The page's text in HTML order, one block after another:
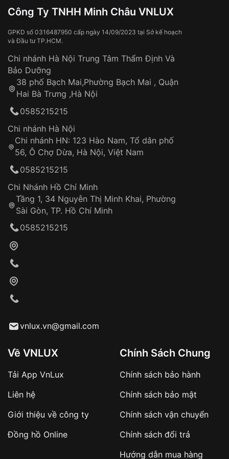
Thời gian vận chuyển trung bình: 3 – 5 ngày
làm việc
Áp dụng cho tất cả tỉnh thành trên toàn quốc
Thời gian tính từ khi xác nhận đơn hàng thành
công
Hotline: 0585 215 215
Từ khóa SEO:
Khách hàng kiểm tra và thanh toán trực tiếp
Từ khóa SEO:
sản phẩm đặc biệt
hàng
Số tiền còn lại thanh toán khi nhận hàng hoặc
Đồng hồ bị hư hỏng do:
Tai nạn hoặc tác động từ bên ngoài
Hao mòn tự nhiên theo thời gian:
Dây đeo
Sản phẩm đã bị:
Tự ý sửa chữa
thống VNLUX
Đảm bảo quyền lợi khách hàng
Đồng hành cùng khách hàng trong suốt quá
trình sử dụng
Công Ty TNHH Minh Châu VNLUX
GPKD số 0316487950 cấp ngày 14/09/2023 tại Sở kế hoạch
và Đầu tư TP.HCM.
Chi nhánh Hà Nội Trung Tâm Thẩm Định Và
Bảo Dưỡng
38 phố Bạch Mai,Phường Bạch Mai , Quận
Hai Bà Trưng ,Hà Nội
0585215215
Chi nhánh Hà Nội
Chi nhánh HN: 123 Hào Nam, Tổ dân phố
56, Ô Chợ Dừa, Hà Nội, Việt Nam
0585215215
Chi Nhánh Hồ Chí Minh
Tầng 1, 34 Nguyễn Thị Minh Khai, Phường
Sài Gòn, TP. Hồ Chí Minh
0585215215
vnlux.vn@gmail.com
Về VNLUX
Tải App VnLux
Liên hệ
Giới thiệu về công ty
Đồng hồ Online
Chính Sách Chung
Chính sách bảo hành
Chính sách bảo mật
Chính sách vận chuyển
Chính sách đổi trả
Hướng dẫn mua hàng